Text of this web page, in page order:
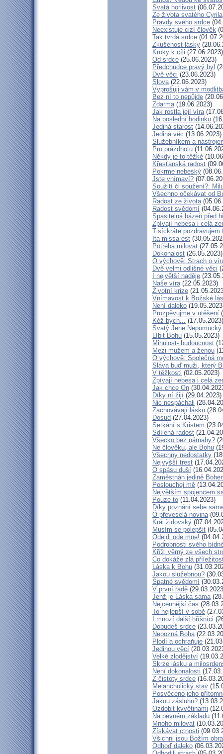
Svatá horlivost
Ze života svatého Cyrila
Pravdy svého srdce
Neexistuje cizí člověk
Tak tvrdá srdce
Zkušenost lásky
Kroky k cíli (27.06.2023)
Od srdce (25.06.2023)
Předchůdce pravý byl
Dvě věci (23.06.2023)
Slova(22.06.2023)
Vyprošuji vám v
Bez ní to nepůjde
Zdarma(19.06.2023)
Jak rostla její víra
Na poslední hodinku
Jediná starost
Jediná věc (13.06.2023)
Služebníkem a
Pro prázdnotu
Někdy je to těžké
Křesťanská radost
Pokrme nebeský
Jste vnímaví?
Soužití či soužení?:
Všechno očekávat od
Radost ze života
Radost svědomí
Spasitelná bázeň před
Zpívají nebesa i celá
Tisíckráte pozdravujem
Ita missa est
Potřeba milovat
Dokonalost (26.05.2023)
O výchově: Strach o
Dvě velmi odlišné věci
I největší naděje
Naše víra(22.05.2023)
Životní krize
Vnímavost k Božské
Není daleko
Prozpěvujme v utěšení
Kéž bych... (17.05.2023)
Svatý Jene Nepomucký
Líbit Bohu (15.05.2023)
Minulost- budoucnost
Mezi mužem a ženou
O výchově: Společná
Sláva buď muži, který
V těžkosti (02.05.2023)
Zpívají nebesa i celá
Jak chce On
Díky ní žijí (29.04.2023)
Nic nespáchali
Zachovávají lásku
Dosud (27.04.2023)
Setkání s Kristem
Sdílená radost
Všecko bez námahy?
Ne člověku, ale Bohu
Všechny nedostatky
Nejvyšší trest
O spásu duší
Zaměstnán jedině
Poslouchej mě
Největším spojencem
Pouze to (11.04.2023)
Díky poznání sebe
Ó převeselá novina
Král židovský
Musím se polepšit
Odejdi ode mne!
Podrobnosti svého
Kříži věrný ze všech
Co dokáže zlá
Láska k Bohu
Jakou služebnou?
Špatné svědomí
V první řadě
Jenž je Láska sama
Nejcennější čas
To nejlepší v sobě
I mnozí další hříšníci
Dobudeš srdce
Nepozná Boha
Plodí a ochraňuje
Jedinou věcí
Velké zlodějství
Skrze lásku a
Není dokonalosti
Z čistoty srdce
Melancholický stav
Posvěceno jeho
Jakou zásluhu?
Ozdobit kvvětinami
Na pevném základu
Mnoho milovat
Získávat ctnosti
Všichni jsou Božím
Odhoď daleko